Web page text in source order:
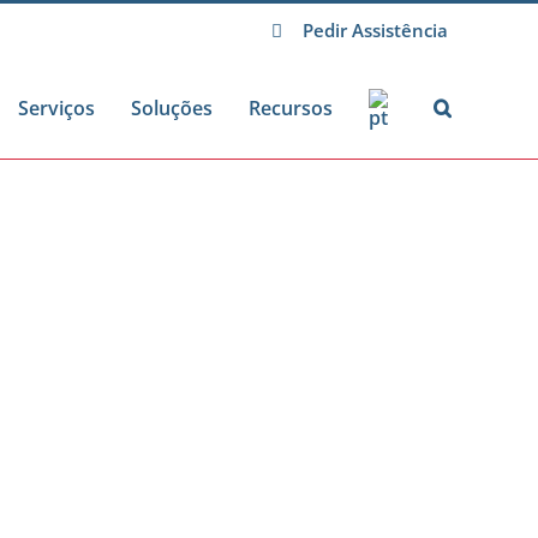
Pedir Assistência
Serviços Soluções Recursos